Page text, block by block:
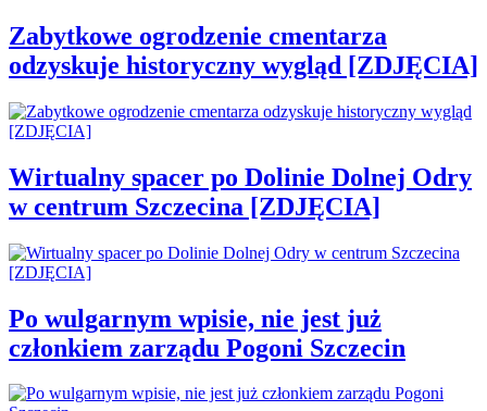
Zabytkowe ogrodzenie cmentarza
odzyskuje historyczny wygląd [ZDJĘCIA]
Wirtualny spacer po Dolinie Dolnej Odry
w centrum Szczecina [ZDJĘCIA]
Po wulgarnym wpisie, nie jest już
członkiem zarządu Pogoni Szczecin